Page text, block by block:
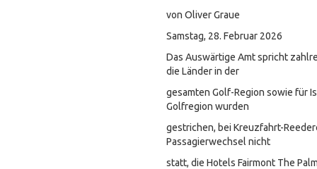
von Oliver Graue
Samstag, 28. Februar 2026
Das Auswärtige Amt spricht
die Länder in der
gesamten Golf-Region sowie für
Golfregion wurden
gestrichen, bei Kreuzfahrt-
Passagierwechsel nicht
statt, die Hotels Fairmont The